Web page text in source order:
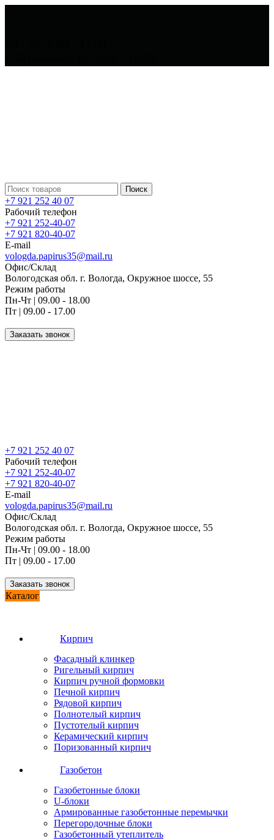
Поиск
+7 921 252 40 07
Рабочий телефон
+7 921 252-40-07
+7 921 820-40-07
E-mail
vologda.papirus35@mail.ru
Офис/Склад
Вологодская обл. г. Вологда, Окружное шоссе, 55
Режим работы
Пн-Чт | 09.00 - 18.00
Пт | 09.00 - 17.00
Заказать звонок
+7 921 252 40 07
Рабочий телефон
+7 921 252-40-07
+7 921 820-40-07
E-mail
vologda.papirus35@mail.ru
Офис/Склад
Вологодская обл. г. Вологда, Окружное шоссе, 55
Режим работы
Пн-Чт | 09.00 - 18.00
Пт | 09.00 - 17.00
Заказать звонок
Каталог
Кирпич
Фасадный клинкер
Ригельный кирпич
Кирпич ручной формовки
Печной кирпич
Рядовой кирпич
Полнотелый кирпич
Пустотелый кирпич
Керамический кирпич
Поризованный кирпич
Газобетон
Газобетонные блоки
U-блоки
Армированные газобетонные перемычки
Перегородочные блоки
Газобетонный утеплитель